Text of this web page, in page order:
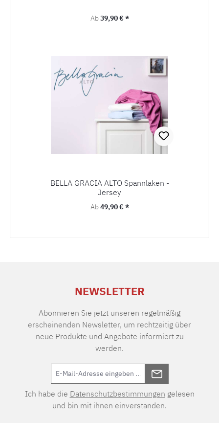
Regulärer Preis:
Ab39,90 € *
BELLA GRACIA ALTO Spannlaken -
Jersey
Regulärer Preis:
Ab49,90 € *
NEWSLETTER
Abonnieren Sie jetzt unseren regelmäßig
erscheinenden Newsletter, um rechtzeitig über
neue Produkte und Angebote informiert zu
werden.
Ich habe die Datenschutzbestimmungen gelesen
und bin mit ihnen einverstanden.